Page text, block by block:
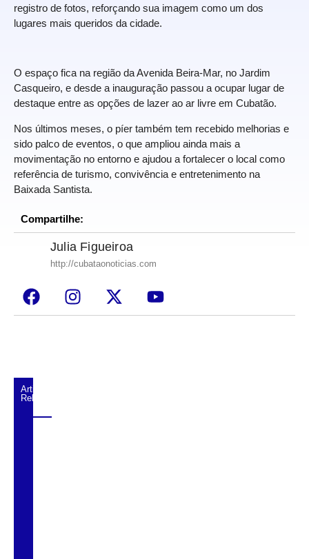
registro de fotos, reforçando sua imagem como um dos
lugares mais queridos da cidade.
O espaço fica na região da Avenida Beira-Mar, no Jardim
Casqueiro, e desde a inauguração passou a ocupar lugar de
destaque entre as opções de lazer ao ar livre em Cubatão.
Nos últimos meses, o píer também tem recebido melhorias e
sido palco de eventos, o que ampliou ainda mais a
movimentação no entorno e ajudou a fortalecer o local como
referência de turismo, convivência e entretenimento na
Baixada Santista.
Compartilhe:
Julia Figueiroa
http://cubataonoticias.com
Artigos
Relacionados